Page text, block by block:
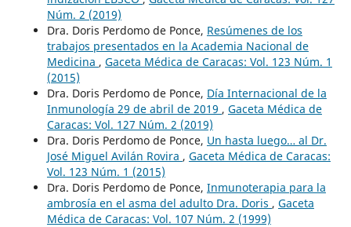
Núm. 2 (2019)
Dra. Doris Perdomo de Ponce, Resúmenes de los
trabajos presentados en la Academia Nacional de
Medicina , Gaceta Médica de Caracas: Vol. 123 Núm. 1
(2015)
Dra. Doris Perdomo de Ponce, Día Internacional de la
Inmunología 29 de abril de 2019 , Gaceta Médica de
Caracas: Vol. 127 Núm. 2 (2019)
Dra. Doris Perdomo de Ponce, Un hasta luego… al Dr.
José Miguel Avilán Rovira , Gaceta Médica de Caracas:
Vol. 123 Núm. 1 (2015)
Dra. Doris Perdomo de Ponce, Inmunoterapia para la
ambrosía en el asma del adulto Dra. Doris , Gaceta
Médica de Caracas: Vol. 107 Núm. 2 (1999)